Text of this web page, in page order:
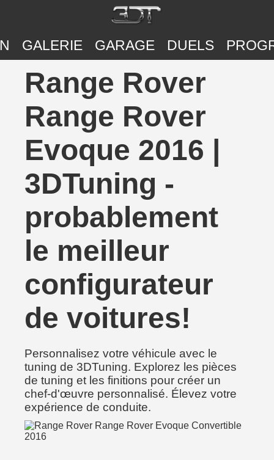
GALERIE GARAGE DUELS
Range Rover
Range Rover
Evoque 2016 |
3DTuning -
probablement
le meilleur
configurateur
de voitures!
Personnalisez votre véhicule avec le
tuning de 3DTuning. Explorez les pièces
de tuning et les finitions pour créer un
chef-d'œuvre personnalisé. Élevez votre
expérience de conduite.